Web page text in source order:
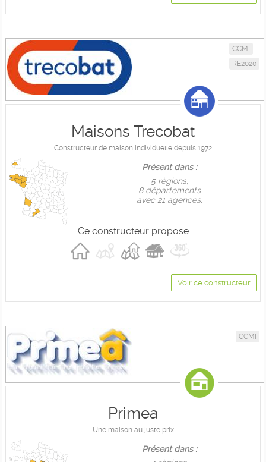
CCMI
RE2020
Maisons Trecobat
Constructeur de maison individuelle depuis 1972
Présent dans :
5 règions,
8 départements
avec 21 agences.
Ce constructeur propose
Voir ce constructeur
CCMI
Primea
Une maison au juste prix
Présent dans :